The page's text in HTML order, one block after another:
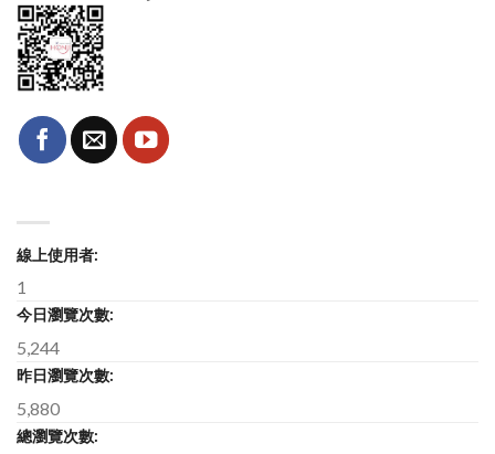
線上使用者:
1
今日瀏覽次數:
5,244
昨日瀏覽次數:
5,880
總瀏覽次數: